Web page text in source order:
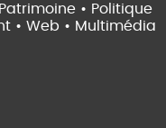
Patrimoine • Politique
• Web • Multimédia